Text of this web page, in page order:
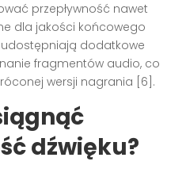
przepływność nawet
dla jakości końcowego
dodatkowe
fragmentów audio, co
wersji nagrania [6].
dźwięku?